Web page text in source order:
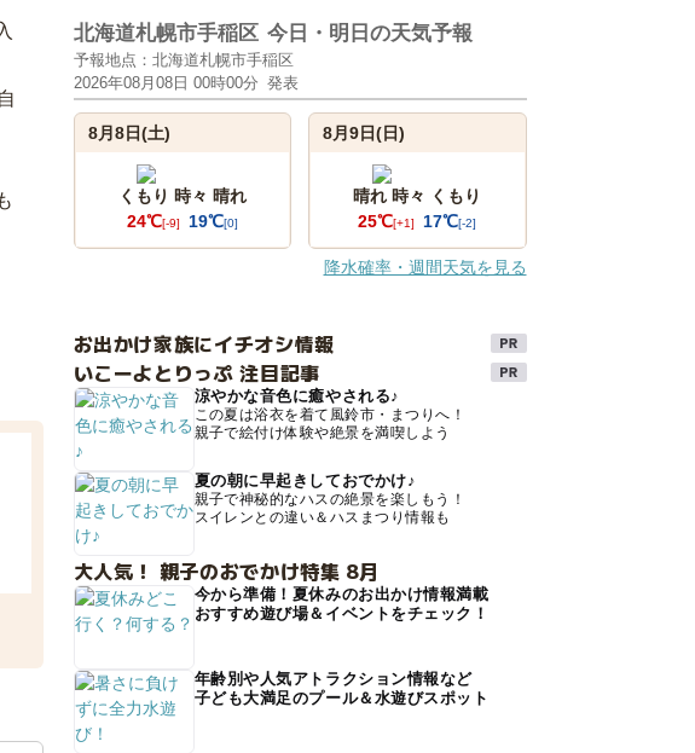
北海道札幌市手稲区 今日・明日の天気予報
予報地点：北海道札幌市手稲区
2026年08月08日 00時00分 発表
8月8日(土)
くもり 時々 晴れ
24℃[-9] 19℃[0]
8月9日(日)
晴れ 時々 くもり
25℃[+1] 17℃[-2]
降水確率・週間天気を見る
お出かけ家族にイチオシ情報
いこーよとりっぷ 注目記事
涼やかな音色に癒やされる♪
この夏は浴衣を着て風鈴市・まつりへ！
親子で絵付け体験や絶景を満喫しよう
夏の朝に早起きしておでかけ♪
親子で神秘的なハスの絶景を楽しもう！
スイレンとの違い＆ハスまつり情報も
大人気！ 親子のおでかけ特集 8月
今から準備！夏休みのお出かけ情報満載
おすすめ遊び場＆イベントをチェック！
年齢別や人気アトラクション情報など
子ども大満足のプール＆水遊びスポット